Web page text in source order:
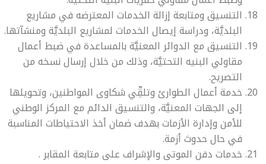
التنسيق ومتابعة إزالة الخدمات المعترضه في مشاريع
البلديَّة، ودراسة إيصال الخدمات لمشاريع البلديَّة ومنشآتها.
التنسيق مع الدوائر المعنيَّة بالمساعدة في ضبط أعمال
مقاولي البنيه التحتيَّة، وذلك من خلال إرسال نسخه من
التصريح.
خدمة أعمال الطوارئ وتلقِّي شكاوى المواطنين، وتحويلها
إلى الجهات المعنيَّة، والتنسيق الدائم مع المركز الوطني
للأمن وإدارة الأزمات بهدف ضمان أخذ الاحتياطات المناسبة
في حال حدوث أزمة.
خدمات دفن الموتى والإشراف على متابعة المقابر .